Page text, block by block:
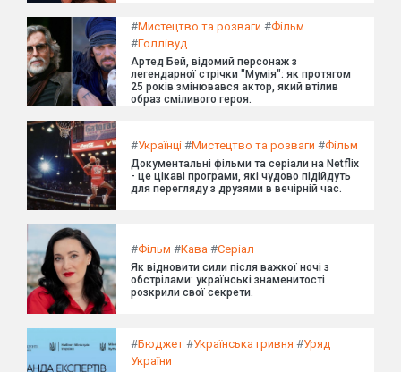
#Мистецтво та розваги #Фільм
#Голлівуд
Артед Бей, відомий персонаж з
легендарної стрічки "Мумія": як протягом
25 років змінювався актор, який втілив
образ сміливого героя.
#Українці #Мистецтво та розваги #Фільм
Документальні фільми та серіали на Netflix
- це цікаві програми, які чудово підійдуть
для перегляду з друзями в вечірній час.
#Фільм #Кава #Серіал
Як відновити сили після важкої ночі з
обстрілами: українські знаменитості
розкрили свої секрети.
#Бюджет #Українська гривня #Уряд
України